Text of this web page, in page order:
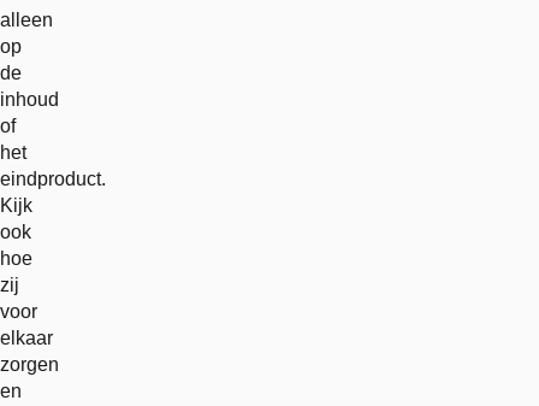
alleen
op
de
inhoud
of
het
eindproduct.
Kijk
ook
hoe
zij
voor
elkaar
zorgen
en